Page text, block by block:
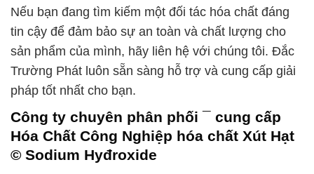
Nếu bạn đang tìm kiếm một đối tác hóa chất đáng
tin cậy để đảm bảo sự an toàn và chất lượng cho
sản phẩm của mình, hãy liên hệ với chúng tôi. Đắc
Trường Phát luôn sẵn sàng hỗ trợ và cung cấp giải
pháp tốt nhất cho bạn.
Công ty chuyên phân phối ¯ cung cấp
Hóa Chất Công Nghiệp hóa chất Xút Hạt
© Sodium Hyđroxide